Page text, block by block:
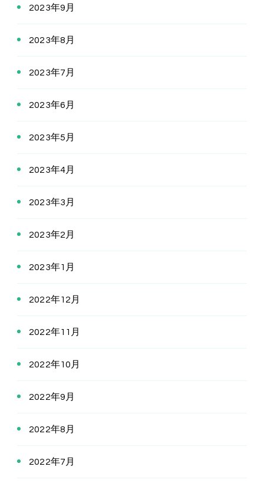
2023年9月
2023年8月
2023年7月
2023年6月
2023年5月
2023年4月
2023年3月
2023年2月
2023年1月
2022年12月
2022年11月
2022年10月
2022年9月
2022年8月
2022年7月